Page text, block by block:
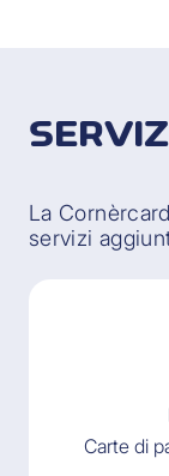
La
servizi
Carte di